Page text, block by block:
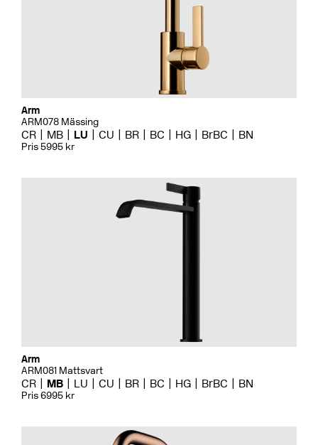
Arm
ARM078 Mässing
CR MB LU CU BR BC HG BrBC BN
Pris 5995 kr
Arm
ARM081 Mattsvart
CR MB LU CU BR BC HG BrBC BN
Pris 6995 kr